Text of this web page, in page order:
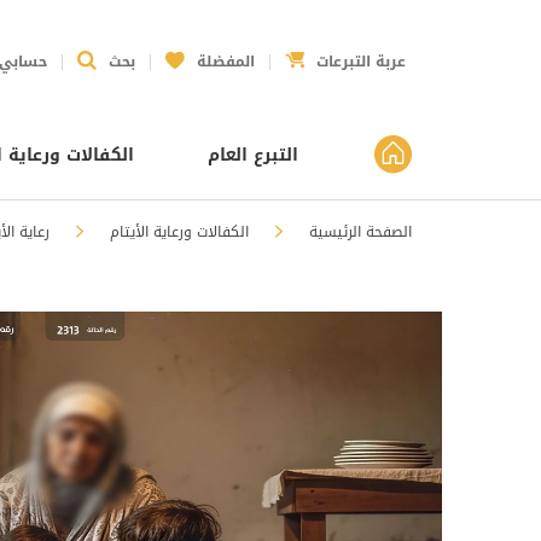
حسابي بحث المفضلة عربة التبرعات
التبرع العام الكفالات ورعاية
الصفحة الرئيسية الكفالات ورعاية الأيتام رعاية